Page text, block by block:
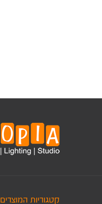
קטגוריות המוצרים